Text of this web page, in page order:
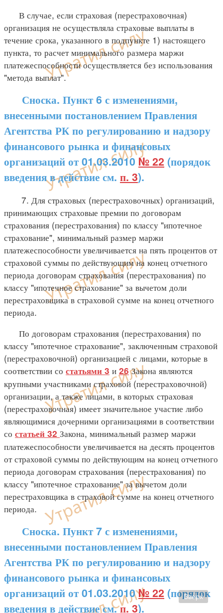
В случае, если страховая (перестраховочная)
организация не осуществляла страховые выплаты в
течение срока, указанного в подпункте 1) настоящего
пункта, то расчет минимального размера маржи
платежеспособности осуществляется без использования
"метода выплат".
Сноска. Пункт 6 с изменениями,
внесенными постановлением Правления
Агентства РК по регулированию и надзору
финансового рынка и финансовых
организаций от 01.03.2010 № 22 (порядок
введения в действие см. п. 3).
7. Для страховых (перестраховочных) организаций,
принимающих страховые премии по договорам
страхования (перестрахования) по классу "ипотечное
страхование", минимальный размер маржи
платежеспособности увеличивается на пять процентов от
страховой суммы по действующим на конец отчетного
периода договорам страхования (перестрахования) по
классу "ипотечное страхование" за вычетом доли
перестраховщика в страховой сумме на конец отчетного
периода.
По договорам страхования (перестрахования) по
классу "ипотечное страхование", заключенным страховой
(перестраховочной) организацией с лицами, которые в
соответствии со статьями 3 и 26Закона являются
крупными участниками страховой (перестраховочной)
организации, а также лицами, в которых страховая
(перестраховочная) имеет значительное участие либо
являющимися дочерними организациями в соответствии
со статьей 32 Закона, минимальный размер маржи
платежеспособности увеличивается на десять процентов
от страховой суммы по действующим на конец отчетного
периода договорам страхования (перестрахования) по
классу "ипотечное страхование" за вычетом доли
перестраховщика в страховой сумме на конец отчетного
периода.
Сноска. Пункт 7 с изменениями,
внесенными постановлением Правления
Агентства РК по регулированию и надзору
финансового рынка и финансовых
организаций от 01.03.2010№ 22 (порядок
введения в действие см.п. 3).
Вверх